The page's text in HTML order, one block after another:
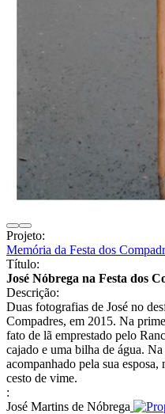
Projeto:
Memória da Festa dos
Título:
José Nóbrega na Festa dos
Descrição:
Duas fotografias de José no
Compadres, em 2015. Na
fato de lã emprestado pelo
cajado e uma bilha de água.
acompanhado pela sua
cesto de vime.
:
José Martins de Nóbrega